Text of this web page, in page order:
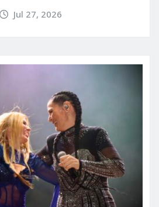
Jul 27, 2026